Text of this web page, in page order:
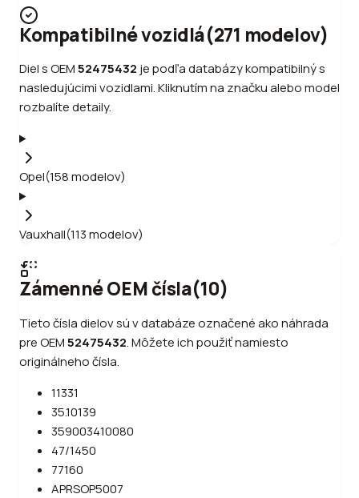
Kompatibilné vozidlá(271 modelov)
Diel s OEM52475432 je podľa databázy kompatibilný s
nasledujúcimi vozidlami. Kliknutím na značku alebo model
rozbalíte detaily.
Opel(158modelov)
Vauxhall(113modelov)
Zámenné OEM čísla(10)
Tieto čísla dielov sú v databáze označené ako náhrada
pre OEM52475432.Môžete ich použiť namiesto
originálneho čísla.
11331
35.10139
359003410080
47/1450
77160
APRSOP5007